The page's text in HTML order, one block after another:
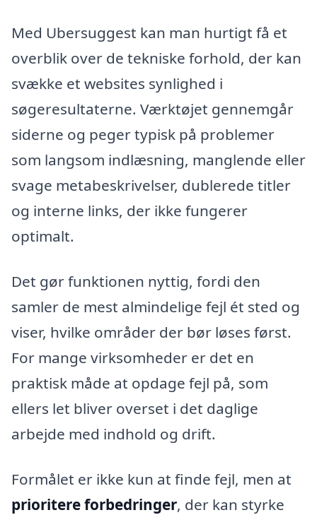
Med Ubersuggest kan man hurtigt få et
overblik over de tekniske forhold, der kan
svække et websites synlighed i
søgeresultaterne. Værktøjet gennemgår
siderne og peger typisk på problemer
som langsom indlæsning, manglende eller
svage metabeskrivelser, dublerede titler
og interne links, der ikke fungerer
optimalt.
Det gør funktionen nyttig, fordi den
samler de mest almindelige fejl ét sted og
viser, hvilke områder der bør løses først.
For mange virksomheder er det en
praktisk måde at opdage fejl på, som
ellers let bliver overset i det daglige
arbejde med indhold og drift.
Formålet er ikke kun at finde fejl, men at
prioritere forbedringer, der kan styrke